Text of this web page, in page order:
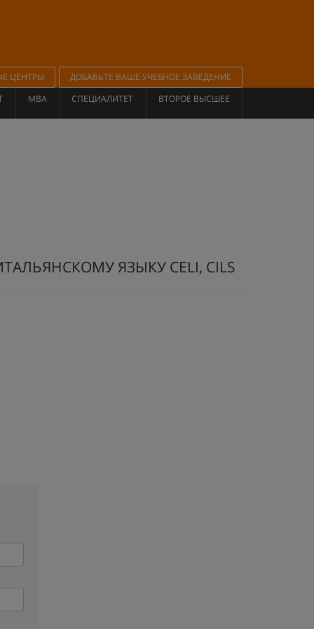
ЦЕНТРЫ
ДОБАВЬТЕ ВАШЕ УЧЕБНОЕ ЗАВЕДЕНИЕ
MBA СПЕЦИАЛИТЕТ ВТОРОЕ ВЫСШЕЕ
ЯЗЫКУ CELI, CILS